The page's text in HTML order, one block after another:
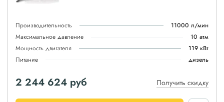
Производительность
11000 л/мин
Максимальное давление
10 атм
Мощность двигателя
119 кВт
Питание
дизель
2 244 624 руб Получить скидку